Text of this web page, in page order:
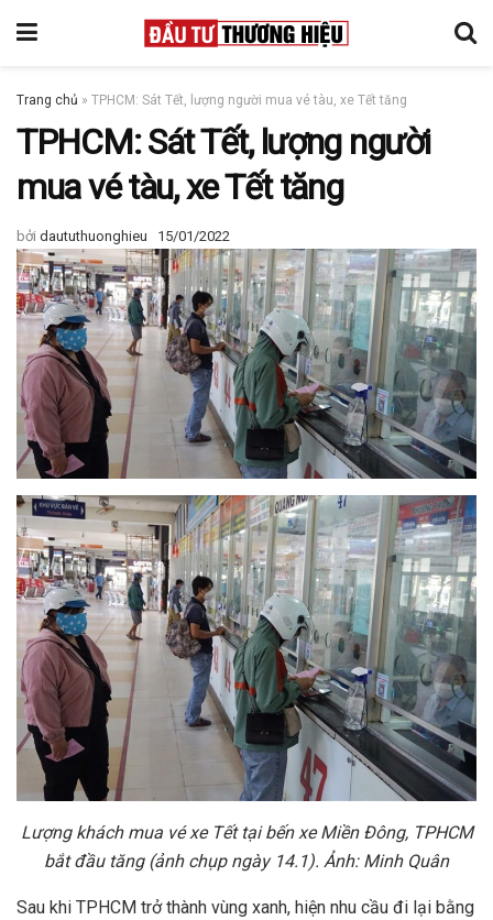
Trang chủ » TPHCM: Sát Tết, lượng người mua vé tàu, xe Tết tăng
TPHCM: Sát Tết, lượng người
mua vé tàu, xe Tết tăng
bởi daututhuonghieu 15/01/2022
Lượng khách mua vé xe Tết tại bến xe Miền Đông, TPHCM
bắt đầu tăng (ảnh chụp ngày 14.1). Ảnh: Minh Quân
Sau khi TPHCM trở thành vùng xanh, hiện nhu cầu đi lại bằng